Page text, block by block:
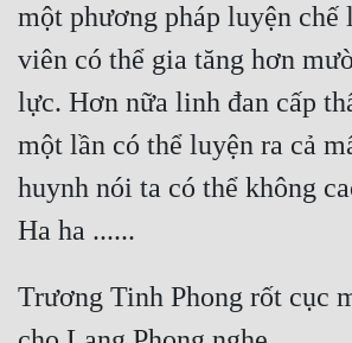
một phương pháp luyện chế
viên có thể gia tăng hơn
lực. Hơn nữa linh đan cấp
một lần có thể luyện ra cả
huynh nói ta có thể không
Trương Tinh Phong rốt cục